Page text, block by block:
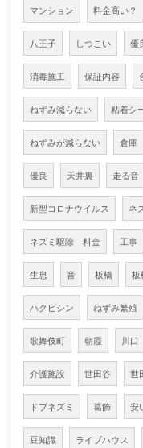
マンション 料金高い？
八王子 しつこい 優
消毒施工 保証内容
ねずみ減らない 粘着シ
ねずみが減らない 倉庫
優良 天井裏 走る音
新型コロナウイルス ネ
ネズミ駆除 料金 工事
生息 音 板橋 板
ハクビシン ねずみ繁殖
歌舞伎町 朝霞 川口
介護施設 世田谷 世
ドブネズミ 葛飾 安
豆知識 ライブハウス